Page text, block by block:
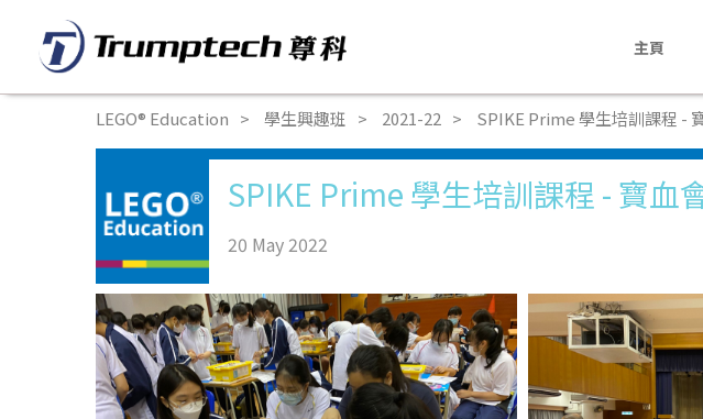
主頁
LEGO® Education 學生興趣班 2021-22 SPIKE Prime 學生培訓課程 -
SPIKE Prime 學生培訓課程 - 寶血
20 May 2022